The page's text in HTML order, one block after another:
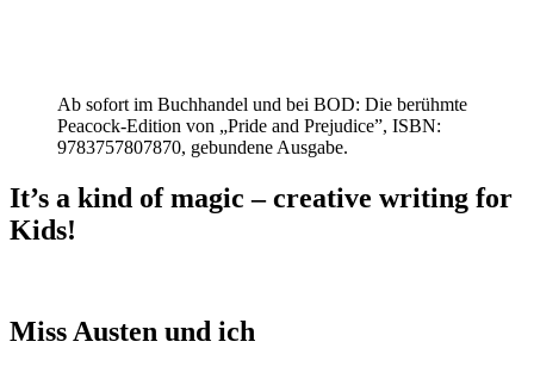
Ab sofort im Buchhandel und bei BOD: Die berühmte
Peacock-Edition von „Pride and Prejudice”, ISBN:
9783757807870, gebundene Ausgabe.
It’s a kind of magic – creative writing for
Kids!
Miss Austen und ich